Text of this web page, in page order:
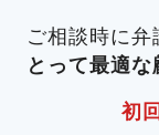
談にお越しい
て転売代金の
った結果、無
。 通常で
てヒヤリング
ました。 顧問
契約書や覚え
例の調査、労
チェック、裁
ご相談いただ
だいています
弁護士
ご説明し、社
円のプレミア
顧問契約締結
にご相談にお
との示談交渉
所と顧問契約
についても損
載もありまし
プラン（月額
いただいた従
ご相談時に弁
とって最適
初